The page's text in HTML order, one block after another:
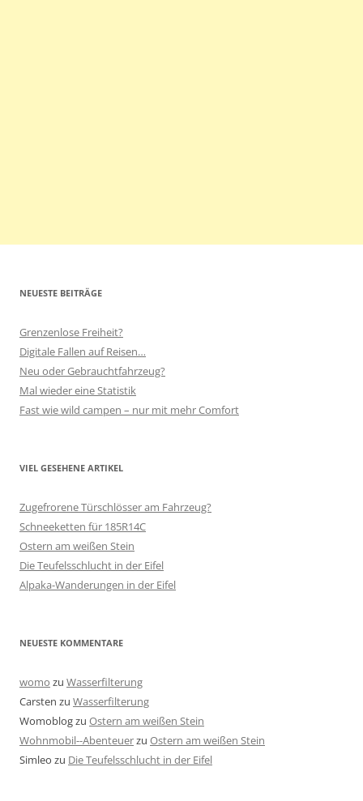
NEUESTE BEITRÄGE
Grenzenlose Freiheit?
Digitale Fallen auf Reisen…
Neu oder Gebrauchtfahrzeug?
Mal wieder eine Statistik
Fast wie wild campen – nur mit mehr Comfort
VIEL GESEHENE ARTIKEL
Zugefrorene Türschlösser am Fahrzeug?
Schneeketten für 185R14C
Ostern am weißen Stein
Die Teufelsschlucht in der Eifel
Alpaka-Wanderungen in der Eifel
NEUESTE KOMMENTARE
womo zu Wasserfilterung
Carsten zu Wasserfilterung
Womoblogzu Ostern am weißen Stein
Wohnmobil--Abenteuerzu Ostern am weißen Stein
Simleo zu Die Teufelsschlucht in der Eifel